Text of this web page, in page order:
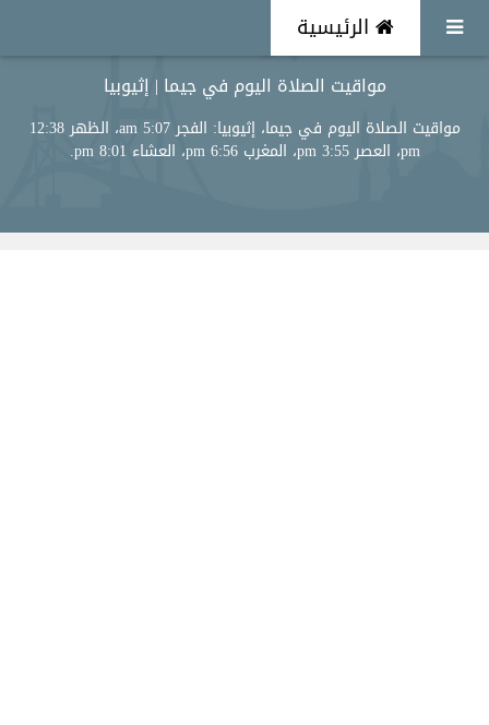
الرئيسية
مواقيت الصلاة اليوم في جيما | إثيوبيا
مواقيت الصلاة اليوم في جيما، إثيوبيا: الفجر 5:07 am، الظهر 12:38
pm، العصر 3:55 pm، المغرب 6:56 pm، العشاء 8:01 pm.